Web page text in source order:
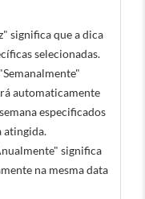
significa que a dica
selecionadas.
automaticamente
especificados
atingida.
significa
na mesma data